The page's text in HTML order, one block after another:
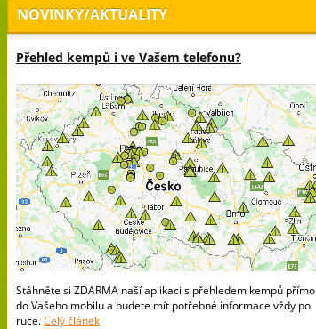
NOVINKY/AKTUALITY
Přehled kempů i ve Vašem telefonu?
Stáhněte si ZDARMA naší aplikaci s přehledem kempů přímo
do Vašeho mobilu a budete mít potřebné informace vždy po
ruce.Celý článek